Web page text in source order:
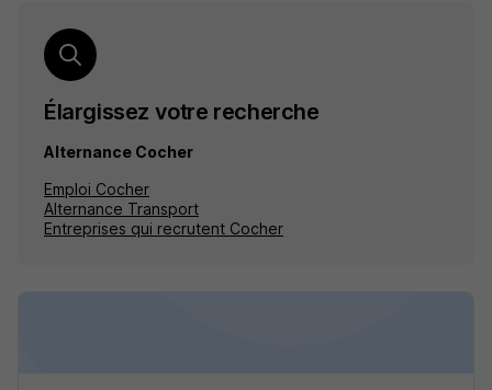
Élargissez votre recherche
Alternance Cocher
Emploi Cocher
Alternance Transport
Entreprises qui recrutent Cocher